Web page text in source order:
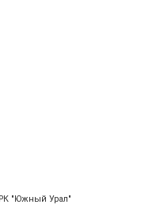
"Южный Урал"